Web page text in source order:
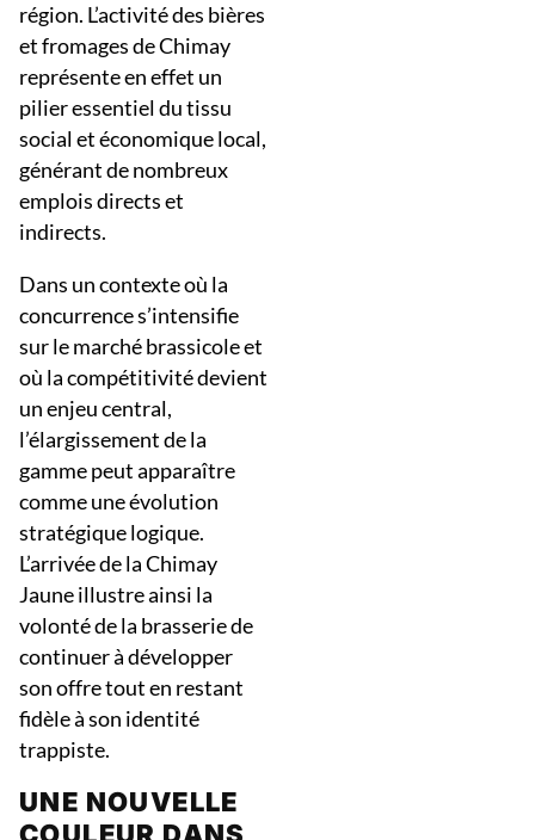
région. L’activité des bières
et fromages de Chimay
représente en effet un
pilier essentiel du tissu
social et économique local,
générant de nombreux
emplois directs et
indirects.
Dans un contexte où la
concurrence s’intensifie
sur le marché brassicole et
où la compétitivité devient
un enjeu central,
l’élargissement de la
gamme peut apparaître
comme une évolution
stratégique logique.
L’arrivée de la Chimay
Jaune illustre ainsi la
volonté de la brasserie de
continuer à développer
son offre tout en restant
fidèle à son identité
trappiste.
UNE NOUVELLE